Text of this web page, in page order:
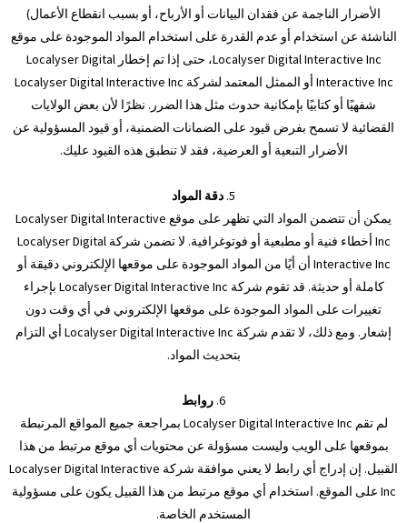
الأضرار الناجمة عن فقدان البيانات أو الأرباح، أو بسبب انقطاع الأعمال)
الناشئة عن استخدام أو عدم القدرة على استخدام المواد الموجودة على موقع
Localyser Digital Interactive Inc، حتى إذا تم إخطار Localyser Digital
Interactive Inc أو الممثل المعتمد لشركة Localyser Digital Interactive Inc
شفهيًا أو كتابيًا بإمكانية حدوث مثل هذا الضرر. نظرًا لأن بعض الولايات
القضائية لا تسمح بفرض قيود على الضمانات الضمنية، أو قيود المسؤولية عن
الأضرار التبعية أو العرضية، فقد لا تنطبق هذه القيود عليك.
5. دقة المواد
يمكن أن تتضمن المواد التي تظهر على موقع Localyser Digital Interactive
Inc أخطاء فنية أو مطبعية أو فوتوغرافية. لا تضمن شركة Localyser Digital
Interactive Inc أن أيًا من المواد الموجودة على موقعها الإلكتروني دقيقة أو
كاملة أو حديثة. قد تقوم شركة Localyser Digital Interactive Inc بإجراء
تغييرات على المواد الموجودة على موقعها الإلكتروني في أي وقت دون
إشعار. ومع ذلك، لا تقدم شركة Localyser Digital Interactive Inc أي التزام
بتحديث المواد.
6. روابط
لم تقم Localyser Digital Interactive Inc بمراجعة جميع المواقع المرتبطة
بموقعها على الويب وليست مسؤولة عن محتويات أي موقع مرتبط من هذا
القبيل. إن إدراج أي رابط لا يعني موافقة شركة Localyser Digital Interactive
Inc على الموقع. استخدام أي موقع مرتبط من هذا القبيل يكون على مسؤولية
المستخدم الخاصة.